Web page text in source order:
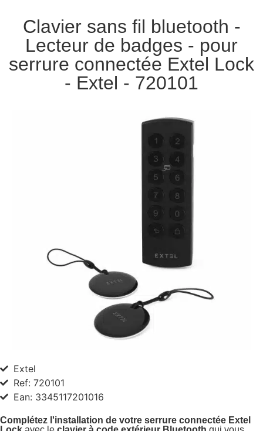
Clavier sans fil bluetooth -
Lecteur de badges - pour
serrure connectée Extel Lock
- Extel - 720101
Extel
Ref: 720101
Ean: 3345117201016
Complétez l'installation de votre serrure connectée Extel